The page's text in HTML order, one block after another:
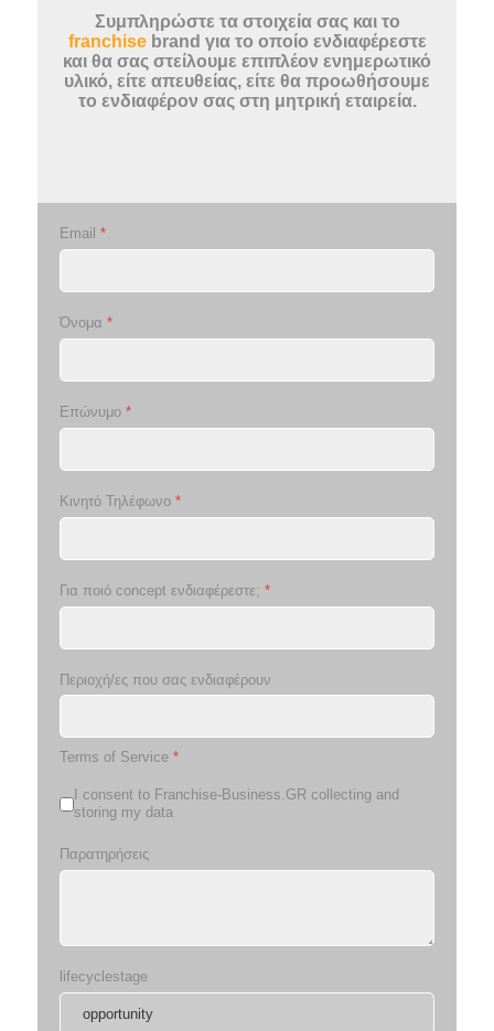
Συμπληρώστε τα στοιχεία σας και το
franchisebrand για το οποίο ενδιαφέρεστε
και θα σας στείλουμε επιπλέον ενημερωτικό
υλικό, είτε απευθείας, είτε θα προωθήσουμε
το ενδιαφέρον σας στη μητρική εταιρεία.
Email *
Όνομα *
Επώνυμο *
Κινητό Τηλέφωνο *
Για ποιό concept ενδιαφέρεστε; *
Περιοχή/ες που σας ενδιαφέρουν
Terms of Service *
I consent to Franchise-Business.GR collecting and
storing my data
Παρατηρήσεις
lifecyclestage